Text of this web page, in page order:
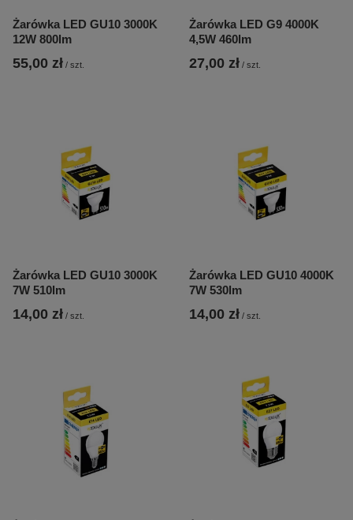
Żarówka LED GU10 3000K
12W 800lm
55,00 zł / szt.
Żarówka LED G9 4000K
4,5W 460lm
27,00 zł / szt.
Żarówka LED GU10 3000K
7W 510lm
14,00 zł / szt.
Żarówka LED GU10 4000K
7W 530lm
14,00 zł / szt.